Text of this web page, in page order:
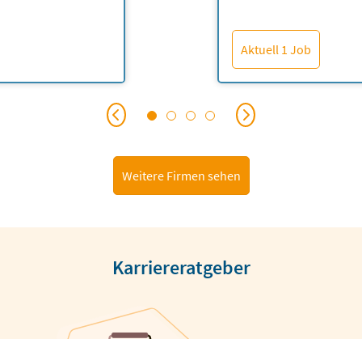
Aktuell 1 Job
Weitere Firmen sehen
Karriereratgeber